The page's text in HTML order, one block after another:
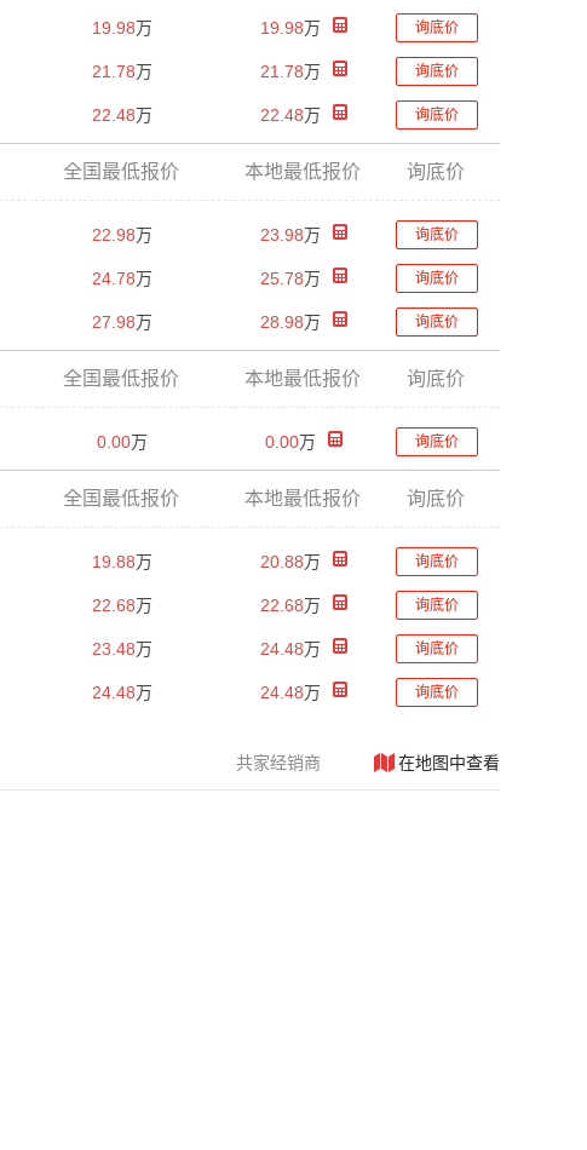
19.98万 19.98万 询底价
21.78万 21.78万 询底价
22.48万 22.48万 询底价
全国最低报价 本地最低报价 询底价
22.98万 23.98万 询底价
24.78万 25.78万 询底价
27.98万 28.98万 询底价
全国最低报价 本地最低报价 询底价
0.00万 0.00万 询底价
全国最低报价 本地最低报价 询底价
19.88万 20.88万 询底价
22.68万 22.68万 询底价
23.48万 24.48万 询底价
24.48万 24.48万 询底价
共家经销商 在地图中查看